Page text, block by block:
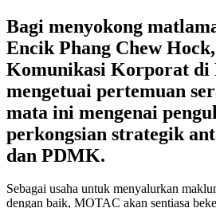
Bagi menyokong
Encik Phang Chew
Komunikasi Korporat di
mengetuai pertemuan
mata ini mengenai
perkongsian strategik
dan PDMK.
Sebagai usaha untuk menyalurkan
dengan baik, MOTAC akan sentiasa